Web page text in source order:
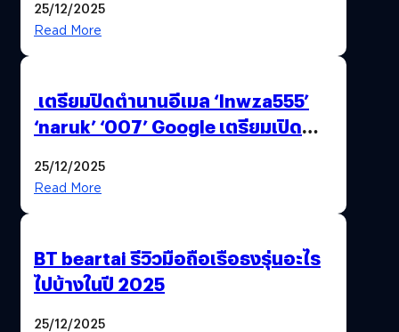
25/12/2025
Read More
เตรียมปิดตำนานอีเมล ‘lnwza555’
‘naruk’ ‘007’ Google เตรียมเปิด
25/12/2025
Read More
BT beartai รีวิวมือถือเรือธงรุ่นอะไร
ไปบ้างในปี 2025
25/12/2025